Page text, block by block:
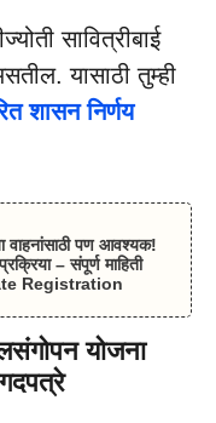
सावित्रीबाई
यासाठी तुम्ही
शासन निर्णय
वाहनांसाठी पण आवश्यक!
– संपूर्ण माहिती
Registration
योजना